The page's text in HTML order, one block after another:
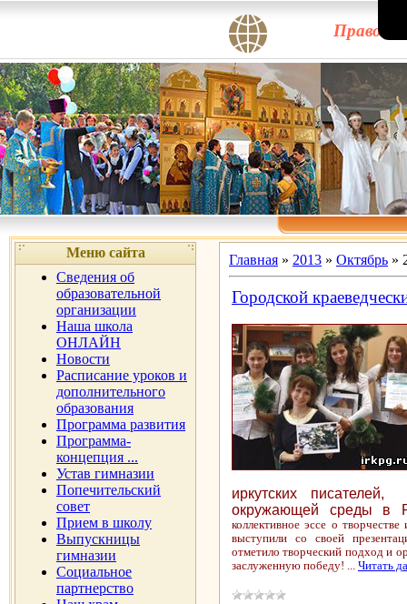
Меню сайта
Сведения об
образовательной
организации
Наша школа
ОНЛАЙН
Новости
Расписание уроков и
дополнительного
образования
Программа развития
Программа-
концепция ...
Устав гимназии
Попечительский
совет
Прием в школу
Выпускницы
гимназии
Социальное
партнерство
Главная » 2013 » Октябрь »
Городской
иркутских
окружающей среды в
коллективное эссе о
выступили со своей
отметило творческий подход и
заслуженную победу! ... Читать